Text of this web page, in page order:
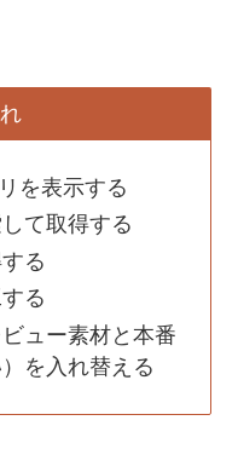
を表示する
て取得する
る
る
ュー素材と本番
を入れ替える